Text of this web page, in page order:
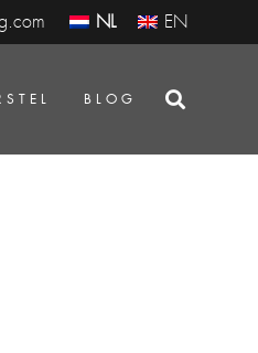
NL EN
BLOG